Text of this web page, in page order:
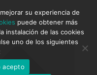
su experiencia de
puede obtener más
instalación de las cookies
uno de los siguientes
acepto